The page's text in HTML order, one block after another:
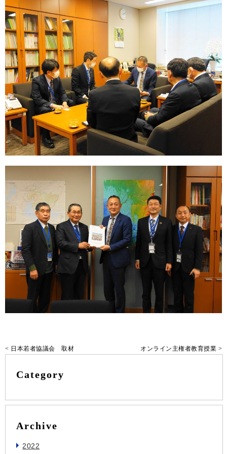
< 日本若者協議会 取材 オンライン主権者教育授業 >
Category
Archive
2022